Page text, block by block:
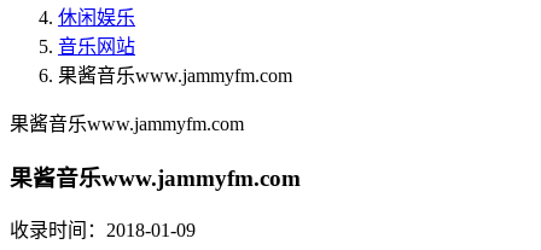
休闲娱乐
音乐网站
果酱音乐www.jammyfm.com
果酱音乐www.jammyfm.com
果酱音乐www.jammyfm.com
收录时间：2018-01-09